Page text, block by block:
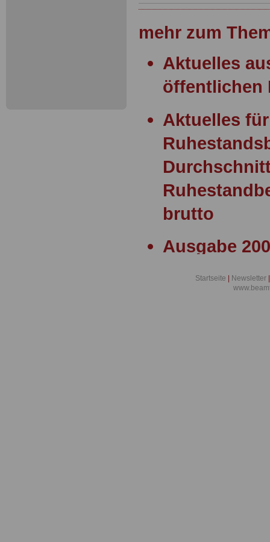
mehr zum
Aktuelles
öffentlichen
Aktuelles für
brutto
Ausgabe
Widerspruch
Startseite Newsletter